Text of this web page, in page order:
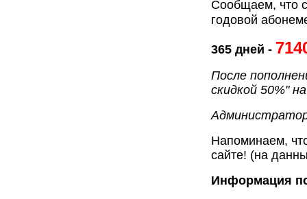
Сообщаем, что
годовой
365 дней -
После
скидкой 50%"
Напоминаем,
сайте! (на
Информация